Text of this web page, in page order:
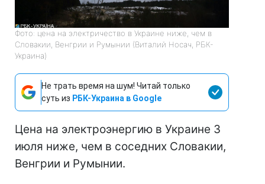
Фото: цена на электричество в Украине ниже, чем в
Словакии, Венгрии и Румынии (Виталий Носач, РБК-
Украина)
Не трать время на шум! Читай только
суть из РБК-Украина в Google
Цена на электроэнергию в Украине 3
июля ниже, чем в соседних Словакии,
Венгрии и Румынии.